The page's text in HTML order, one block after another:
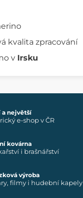
kvalita zpracování
v Irsku
a největší
e-shop v ČR
kovárna
i brašnářství
výroba
filmy i hudební kapely